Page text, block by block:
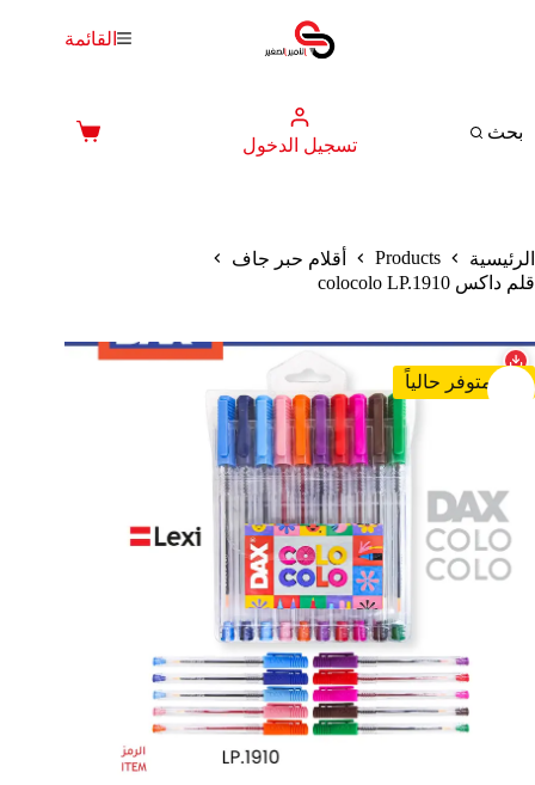
القائمة
بحث
تسجيل الدخول
عربة
الرئيسية Products
أقلام حبر جاف
قلم داكس colocolo LP.1910
غير متوفر حالياً